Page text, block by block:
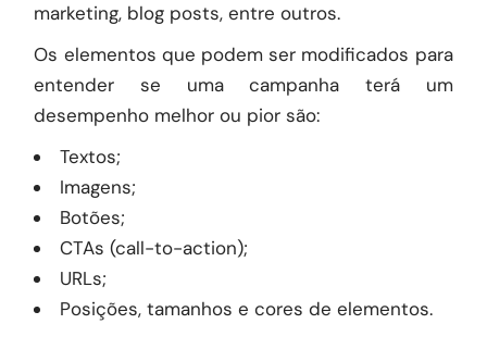
marketing, blog posts, entre outros.
Os elementos que podem ser modificados para
entender se uma campanha terá um
desempenho melhor ou pior são:
Textos;
Imagens;
Botões;
CTAs (call-to-action);
URLs;
Posições, tamanhos e cores de elementos.